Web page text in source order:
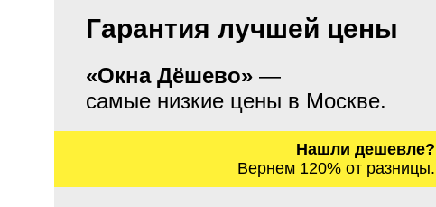
Гарантия лучшей цены
«Окна Дёшево» —
самые низкие цены в Москве.
Нашли дешевле?
Вернем 120% от разницы.